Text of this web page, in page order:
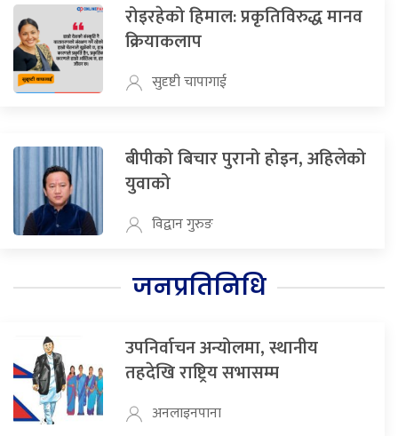
रोइरहेको हिमाल: प्रकृतिविरुद्ध मानव
क्रियाकलाप
सुदृष्टी चापागाई
बीपीको बिचार पुरानो होइन, अहिलेको
युवाको
विद्वान गुरुङ
जनप्रतिनिधि
उपनिर्वाचन अन्योलमा, स्थानीय
तहदेखि राष्ट्रिय सभासम्म
अनलाइनपाना